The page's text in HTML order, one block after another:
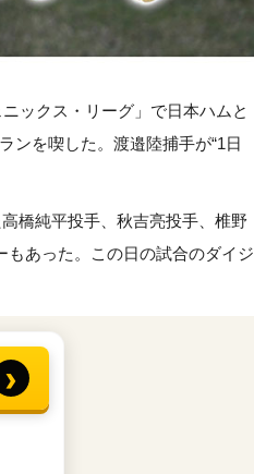
ックス・リーグ」で日本ハムと
ンを喫した。渡邉陸捕手が“1日
橋純平投手、秋吉亮投手、椎野
あった。この日の試合のダイジ